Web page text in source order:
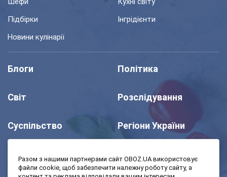
Підбірки
Інгрідієнти
Новини кулінарії
Блоги Політика
Світ Розслідування
Суспільство Регіони України
Разом з нашими партнерами сайт OBOZ.UA використовує
файли cookie, щоб забезпечити належну роботу сайту, а